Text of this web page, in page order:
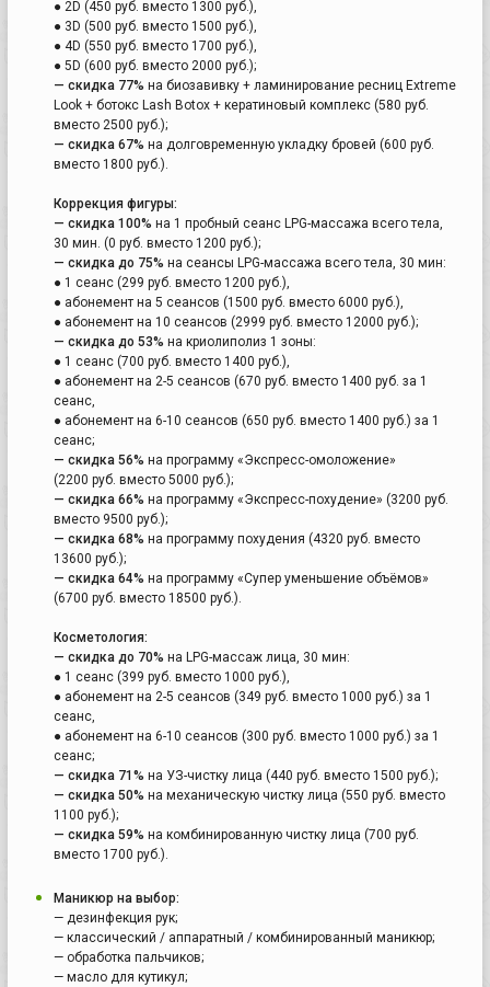
● 2D (450 руб. вместо 1300 руб.),
● 3D (500 руб. вместо 1500 руб.),
● 4D (550 руб. вместо 1700 руб.),
● 5D (600 руб. вместо 2000 руб.);
— скидка 77% на биозавивку + ламинирование ресниц Extreme
Look + ботокс Lash Botox + кератиновый комплекс (580 руб.
вместо 2500 руб.);
— скидка 67% на долговременную укладку бровей (600 руб.
вместо 1800 руб.).
Коррекция фигуры:
— скидка 100% на 1 пробный сеанс LPG-массажа всего тела,
30 мин. (0 руб. вместо 1200 руб.);
— скидка до 75% на сеансы LPG-массажа всего тела, 30 мин:
● 1 сеанс (299 руб. вместо 1200 руб.),
● абонемент на 5 сеансов (1500 руб. вместо 6000 руб.),
● абонемент на 10 сеансов (2999 руб. вместо 12000 руб.);
— скидка до 53% на криолиполиз 1 зоны:
● 1 сеанс (700 руб. вместо 1400 руб.),
● абонемент на 2-5 сеансов (670 руб. вместо 1400 руб. за 1
сеанс,
● абонемент на 6-10 сеансов (650 руб. вместо 1400 руб.) за 1
сеанс;
— скидка 56% на программу «Экспресс-омоложение»
(2200 руб. вместо 5000 руб.);
— скидка 66% на программу «Экспресс-похудение» (3200 руб.
вместо 9500 руб.);
— скидка 68% на программу похудения (4320 руб. вместо
13600 руб.);
— скидка 64% на программу «Супер уменьшение объёмов»
(6700 руб. вместо 18500 руб.).
Косметология:
— скидка до 70% на LPG-массаж лица, 30 мин:
● 1 сеанс (399 руб. вместо 1000 руб.),
● абонемент на 2-5 сеансов (349 руб. вместо 1000 руб.) за 1
сеанс,
● абонемент на 6-10 сеансов (300 руб. вместо 1000 руб.) за 1
сеанс;
— скидка 71% на УЗ-чистку лица (440 руб. вместо 1500 руб.);
— скидка 50% на механическую чистку лица (550 руб. вместо
1100 руб.);
— скидка 59% на комбинированную чистку лица (700 руб.
вместо 1700 руб.).
Маникюр на выбор:
— дезинфекция рук;
— классический / аппаратный / комбинированный маникюр;
— обработка пальчиков;
— масло для кутикул;